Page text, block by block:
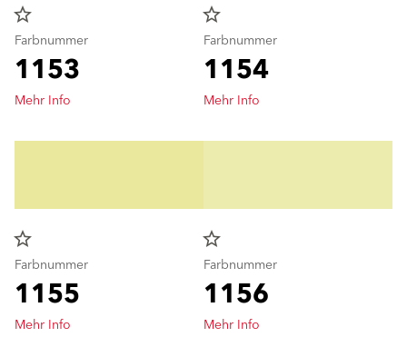
star_border
Farbnummer
1153
Mehr Info
star_border
Farbnummer
1154
Mehr Info
star_border
Farbnummer
1155
Mehr Info
star_border
Farbnummer
1156
Mehr Info